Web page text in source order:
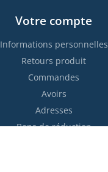
Votre compte
Informations personnelles
Retours produit
Commandes
Avoirs
Adresses
Bons de réduction